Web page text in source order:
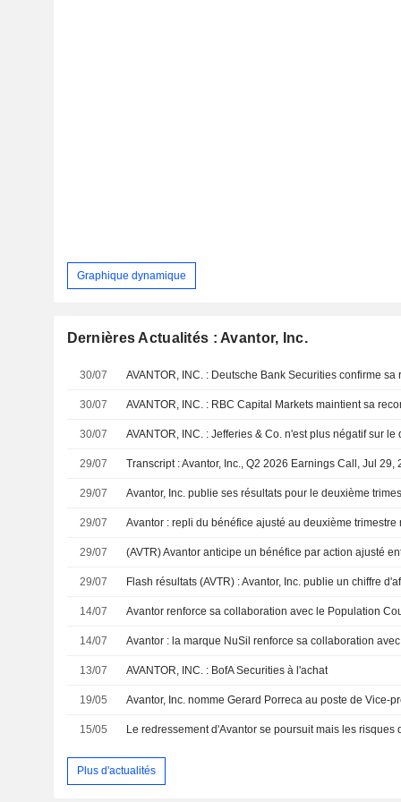
Graphique dynamique
Dernières Actualités : Avantor, Inc.
30/07 AVANTOR, INC. : Deutsche Bank Securities confirme
30/07 AVANTOR, INC. : RBC Capital Markets maintient sa
30/07 AVANTOR, INC. : Jefferies & Co. n'est plus négatif sur le
29/07 Transcript : Avantor, Inc., Q2 2026 Earnings Call, Jul 29,
29/07
29/07
29/07
29/07
14/07
14/07
13/07 AVANTOR, INC. : BofA Securities à l'achat
19/05
15/05
Plus d'actualités